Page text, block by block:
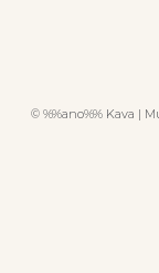
© %%ano%% Kava |